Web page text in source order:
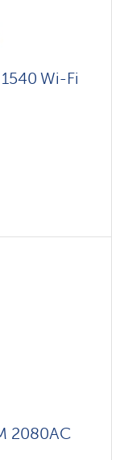
Wi-Fi
2080AC